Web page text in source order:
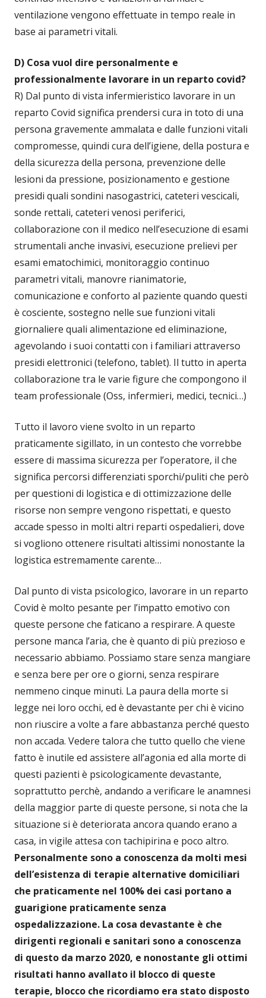
ventilazione vengono effettuate in tempo reale in
base ai parametri vitali.
D) Cosa vuol dire personalmente e
professionalmente lavorare in un reparto covid?
R) Dal punto di vista infermieristico lavorare in un
reparto Covid significa prendersi cura in toto di una
persona gravemente ammalata e dalle funzioni vitali
compromesse, quindi cura dell’igiene, della postura e
della sicurezza della persona, prevenzione delle
lesioni da pressione, posizionamento e gestione
presidi quali sondini nasogastrici, cateteri vescicali,
sonde rettali, cateteri venosi periferici,
collaborazione con il medico nell’esecuzione di esami
strumentali anche invasivi, esecuzione prelievi per
esami ematochimici, monitoraggio continuo
parametri vitali, manovre rianimatorie,
comunicazione e conforto al paziente quando questi
è cosciente, sostegno nelle sue funzioni vitali
giornaliere quali alimentazione ed eliminazione,
agevolando i suoi contatti con i familiari attraverso
presidi elettronici (telefono, tablet). Il tutto in aperta
collaborazione tra le varie figure che compongono il
team professionale (Oss, infermieri, medici, tecnici…)
Tutto il lavoro viene svolto in un reparto
praticamente sigillato, in un contesto che vorrebbe
essere di massima sicurezza per l’operatore, il che
significa percorsi differenziati sporchi/puliti che però
per questioni di logistica e di ottimizzazione delle
risorse non sempre vengono rispettati, e questo
accade spesso in molti altri reparti ospedalieri, dove
si vogliono ottenere risultati altissimi nonostante la
logistica estremamente carente…
Dal punto di vista psicologico, lavorare in un reparto
Covid è molto pesante per l’impatto emotivo con
queste persone che faticano a respirare. A queste
persone manca l’aria, che è quanto di più prezioso e
necessario abbiamo. Possiamo stare senza mangiare
e senza bere per ore o giorni, senza respirare
nemmeno cinque minuti. La paura della morte si
legge nei loro occhi, ed è devastante per chi è vicino
non riuscire a volte a fare abbastanza perché questo
non accada. Vedere talora che tutto quello che viene
fatto è inutile ed assistere all’agonia ed alla morte di
questi pazienti è psicologicamente devastante,
soprattutto perchè, andando a verificare le anamnesi
della maggior parte di queste persone, si nota che la
situazione si è deteriorata ancora quando erano a
casa, in vigile attesa con tachipirina e poco altro.
Personalmente sono a conoscenza da molti mesi
dell’esistenza di terapie alternative domiciliari
che praticamente nel 100% dei casi portano a
guarigione praticamente senza
ospedalizzazione. La cosa devastante è che
dirigenti regionali e sanitari sono a conoscenza
di questo da marzo 2020, e nonostante gli ottimi
risultati hanno avallato il blocco di queste
terapie, blocco che ricordiamo era stato disposto